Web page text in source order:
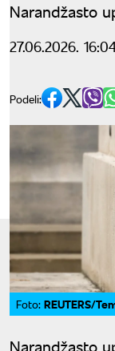
Narandžasto
27.06.2026.
Podeli:
Foto: REUTERS/
Narandžasto